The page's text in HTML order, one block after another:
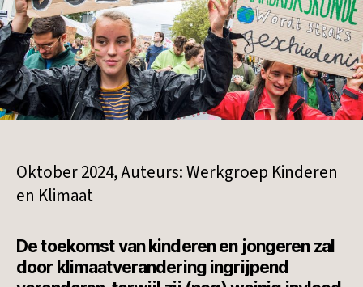
Oktober 2024, Auteurs: Werkgroep Kinderen
en Klimaat
De toekomst van kinderen en jongeren zal
door klimaatverandering ingrijpend